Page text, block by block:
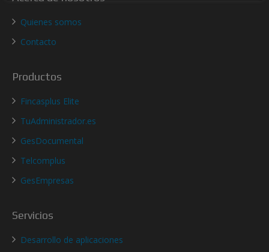
Quienes somos
Contacto
Productos
Fincasplus Elite
TuAdministrador.es
GesDocumental
Telcomplus
GesEmpresas
Servicios
Desarrollo de aplicaciones